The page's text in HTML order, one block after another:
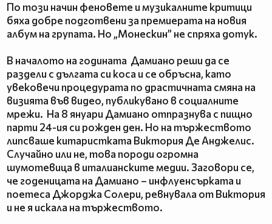
По този начин феновете и музикалните критици
бяха добре подготвени за премиерата на новия
албум на групата. Но „Монескин” не спряха дотук.
В началото на годината Дамиано реши да се
раздели с дългата си коса и се обръсна, като
увековечи процедурата по драстичната смяна на
визията във видео, публикувано в социалните
мрежи. На 8 януари Дамиано отпразнува с пищно
парти 24-ия си рожден ден. Но на тържеството
липсваше китаристката Виктория Де Анджелис.
Случайно или не, това породи огромна
шумотевица в италианските медии. Заговори се,
че годеницата на Дамиано – инфлуенсърката и
поетеса Джорджа Солери, ревнувала от Виктория
и не я искала на тържеството.